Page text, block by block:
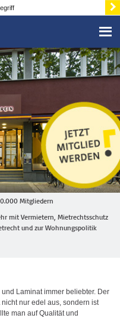
Mitgliedern
mit Vermietern, Mietrechtsschutz
und zur Wohnungspolitik
Laminat immer beliebter. Der
nur edel aus, sondern ist
man auf Qualität und